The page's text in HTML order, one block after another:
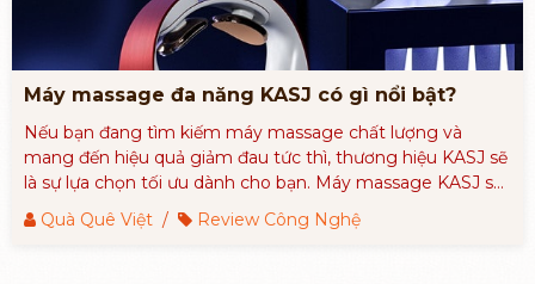
Máy massage đa năng KASJ có gì nổi bật?
Nếu bạn đang tìm kiếm máy massage chất lượng và
mang đến hiệu quả giảm đau tức thì, thương hiệu KASJ sẽ
là sự lựa chọn tối ưu dành cho bạn. Máy massage KASJ sẽ
cải thiện và nâng tầm chất lượng cuộc sống của bạn.
Quà Quê Việt / Review Công Nghệ